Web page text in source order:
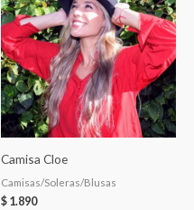
Camisa Cloe
Camisas/Soleras/Blusas
$ 1.890